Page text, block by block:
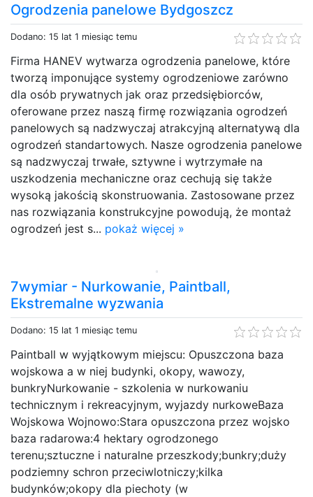
Ogrodzenia panelowe Bydgoszcz
Dodano: 15 lat 1 miesiąc temu
Firma HANEV wytwarza ogrodzenia panelowe, które
tworzą imponujące systemy ogrodzeniowe zarówno
dla osób prywatnych jak oraz przedsiębiorców,
oferowane przez naszą firmę rozwiązania ogrodzeń
panelowych są nadzwyczaj atrakcyjną alternatywą dla
ogrodzeń standartowych. Nasze ogrodzenia panelowe
są nadzwyczaj trwałe, sztywne i wytrzymałe na
uszkodzenia mechaniczne oraz cechują się także
wysoką jakością skonstruowania. Zastosowane przez
nas rozwiązania konstrukcyjne powodują, że montaż
ogrodzeń jest s... pokaż więcej »
7wymiar - Nurkowanie, Paintball,
Ekstremalne wyzwania
Dodano: 15 lat 1 miesiąc temu
Paintball w wyjątkowym miejscu: Opuszczona baza
wojskowa a w niej budynki, okopy, wawozy,
bunkryNurkowanie - szkolenia w nurkowaniu
technicznym i rekreacyjnym, wyjazdy nurkoweBaza
Wojskowa Wojnowo:Stara opuszczona przez wojsko
baza radarowa:4 hektary ogrodzonego
terenu;sztuczne i naturalne przeszkody;bunkry;duży
podziemny schron przeciwlotniczy;kilka
budynków;okopy dla piechoty (w